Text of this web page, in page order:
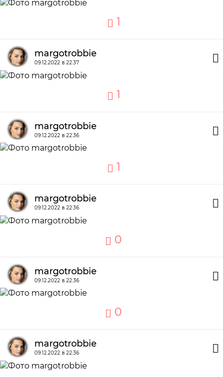
1
margotrobbie
09.12.2022 в 22:37
1
margotrobbie
09.12.2022 в 22:36
1
margotrobbie
09.12.2022 в 22:36
0
margotrobbie
09.12.2022 в 22:36
0
margotrobbie
09.12.2022 в 22:36